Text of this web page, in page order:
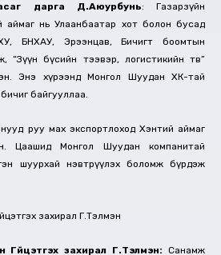
дарга Д.Аюурбунь: Газарзүйн
аймаг нь Улаанбаатар хот болон бусад
БНХАУ, Эрээнцав, Бичигт боомтын
“Зүүн бүсийн тээвэр, логистикийн төв”
Энэ хүрээнд Монгол Шуудан ХК-тай
байгууллаа.
руу мах экспортлоход Хэнтий аймаг
Цаашид Монгол Шуудан компанитай
шуурхай нэвтрүүлэх боломж бүрдэж
захирал Г.Тэлмэн
захирал Г.Тэлмэн: Санамж